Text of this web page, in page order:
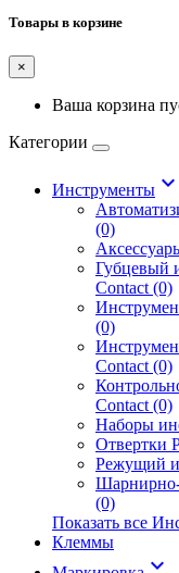
Товары в корзине
×
Ваша корзина
Категории
Инструменты keyboard_arrow_down
(0)
Губцевый
Contact (0)
(0)
Contact (0)
Contact (0)
Наборы
Отвертки
Режущий
Шарнирно-
(0)
Показать все
Клеммы
keyboard_arrow_down